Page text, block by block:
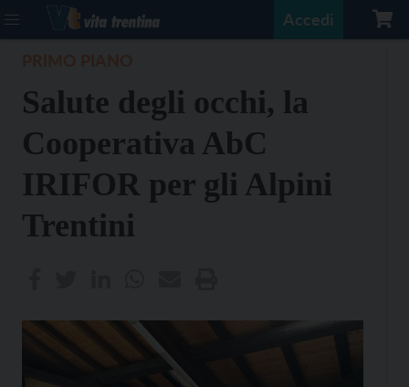
Accedi
Salute degli occhi, la
Cooperativa AbC
IRIFOR per gli Alpini
Trentini